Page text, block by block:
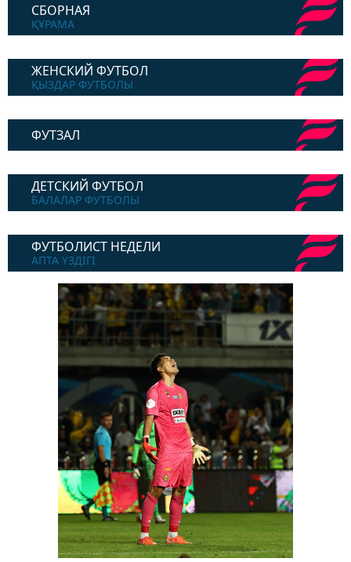
СБОРНАЯ
ҚҰРАМА
ЖЕНСКИЙ ФУТБОЛ
ҚЫЗДАР ФУТБОЛЫ
ФУТЗАЛ
ДЕТСКИЙ ФУТБОЛ
БАЛАЛАР ФУТБОЛЫ
ФУТБОЛИСТ НЕДЕЛИ
АПТА ҮЗДІГІ